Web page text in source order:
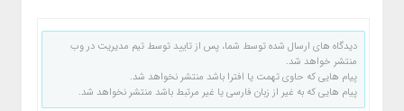
دیدگاه های ارسال شده توسط شما، پس از تایید توسط تیم مدیریت در وب
منتشر خواهد شد.
پیام هایی که حاوی تهمت یا افترا باشد منتشر نخواهد شد.
پیام هایی که به غیر از زبان فارسی یا غیر مرتبط باشد منتشر نخواهد شد.